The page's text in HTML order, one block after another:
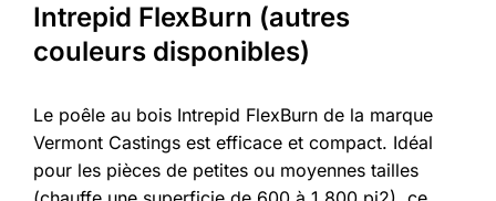
Intrepid FlexBurn (autres
couleurs disponibles)
Le poêle au bois Intrepid FlexBurn de la marque
Vermont Castings est efficace et compact. Idéal
pour les pièces de petites ou moyennes tailles